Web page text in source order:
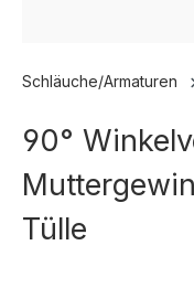
Schläuche/Armaturen
90°
Tülle